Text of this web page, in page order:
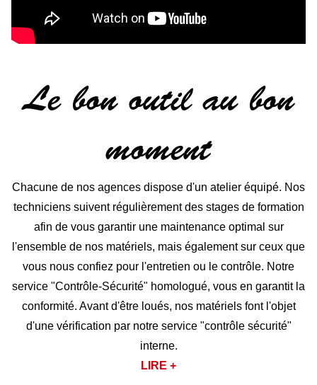
Le bon outil au bon
moment
Chacune de nos agences dispose d'un atelier équipé. Nos
techniciens suivent régulièrement des stages de formation
afin de vous garantir une maintenance optimal sur
l'ensemble de nos matériels, mais également sur ceux que
vous nous confiez pour l'entretien ou le contrôle. Notre
service "Contrôle-Sécurité" homologué, vous en garantit la
conformité. Avant d'être loués, nos matériels font l'objet
d'une vérification par notre service "contrôle sécurité"
interne.
LIRE +